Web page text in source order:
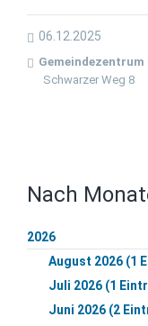
06.12.2025
Schwarzer Weg 8
Nach
2026
August 2026 (1
Juli 2026 (1
Juni 2026 (2